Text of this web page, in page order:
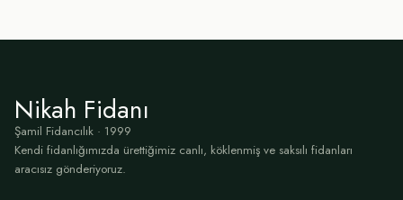
Nikah Fidanı
Şamil Fidancılık · 1999
Kendi fidanlığımızda ürettiğimiz canlı, köklenmiş ve saksılı fidanları
aracısız gönderiyoruz.